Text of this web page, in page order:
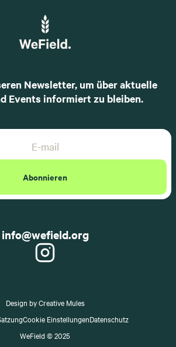
Newsletter, um über aktuelle
Events informiert zu bleiben.
Abonnieren
info@wefield.org
Design by Creative Mules
WeField © 2025
Cookie EinstellungenDatenschutz